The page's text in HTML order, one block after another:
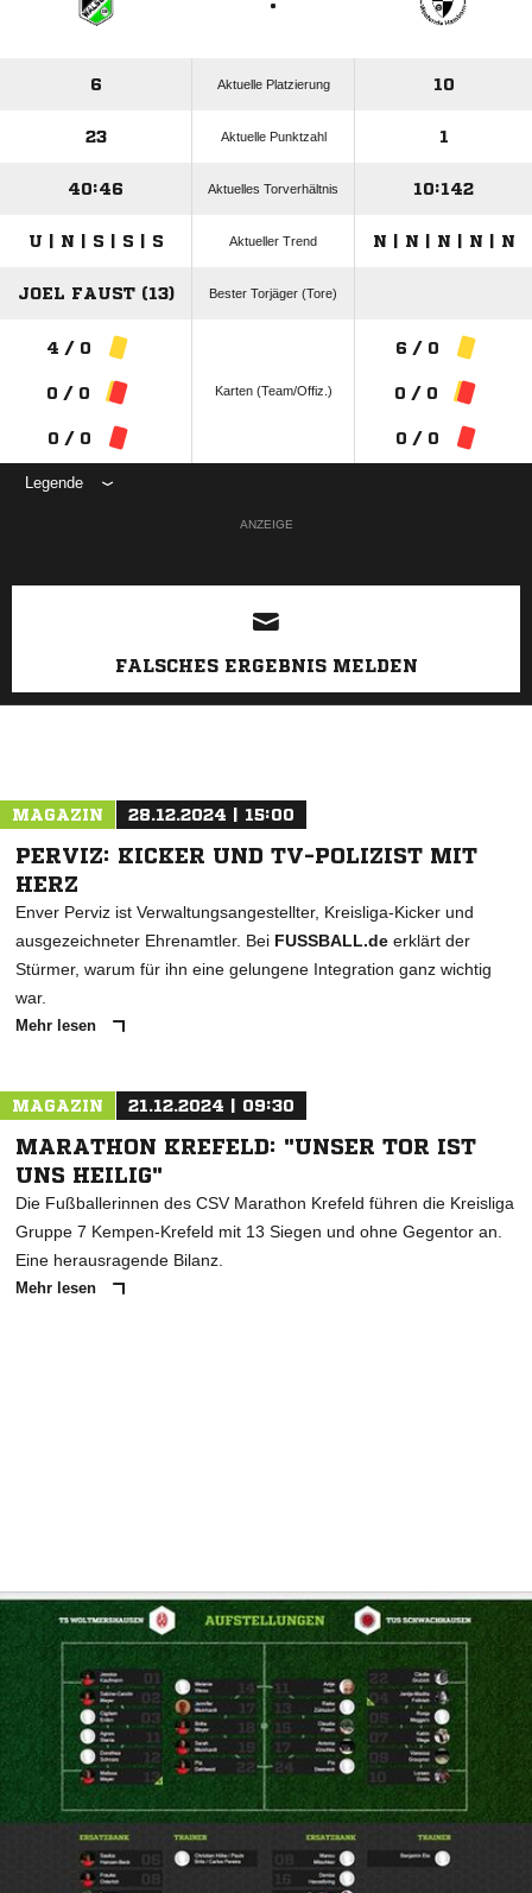
6 Aktuelle Platzierung 10
23 Aktuelle Punktzahl 1
40:46 Aktuelles Torverhältnis 10:142
U | N | S | S | S Aktueller Trend N | N | N | N | N
JOEL FAUST (13) Bester Torjäger (Tore)
4 / 0
0 / 0
0 / 0
Karten (Team/Offiz.)
6 / 0
0 / 0
0 / 0
Legende
ANZEIGE
FALSCHES ERGEBNIS MELDEN
MAGAZIN 28.12.2024 | 15:00
PERVIZ: KICKER UND TV-POLIZIST MIT
HERZ
Enver Perviz ist Verwaltungsangestellter, Kreisliga-Kicker und
ausgezeichneter Ehrenamtler. Bei FUSSBALL.de erklärt der
Stürmer, warum für ihn eine gelungene Integration ganz wichtig
war.
Mehr lesen
MAGAZIN 21.12.2024 | 09:30
MARATHON KREFELD: "UNSER TOR IST
UNS HEILIG"
Die Fußballerinnen des CSV Marathon Krefeld führen die Kreisliga
Gruppe 7 Kempen-Krefeld mit 13 Siegen und ohne Gegentor an.
Eine herausragende Bilanz.
Mehr lesen